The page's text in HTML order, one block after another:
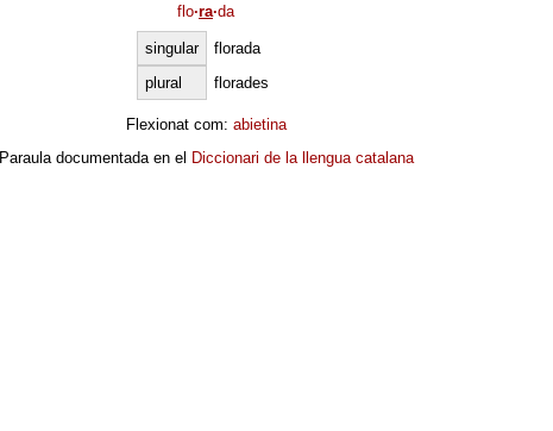
flo·ra·da
singular
florada
plural
florades
Flexionat com: abietina
Paraula documentada en el Diccionari de la llengua catalana